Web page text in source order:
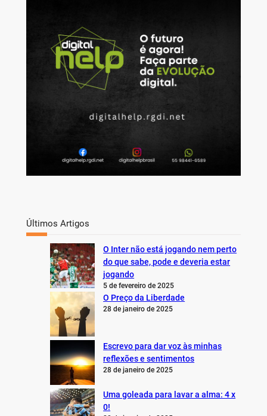
Últimos Artigos
O Inter não está jogando nem perto
do que sabe, pode e deveria estar
jogando
5 de fevereiro de 2025
O Preço da Liberdade
28 de janeiro de 2025
Escrevo para dar voz às minhas
reflexões e sentimentos
28 de janeiro de 2025
Uma goleada para lavar a alma: 4 x
0!